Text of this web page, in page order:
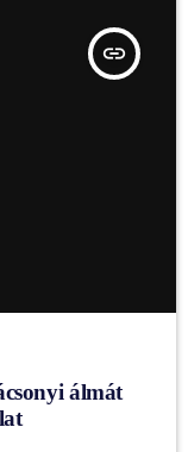
insert_link
álmát